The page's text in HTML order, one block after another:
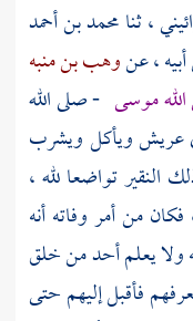
، ثنامحمد بن أحمد
، عنوهب بن منبه
موسى - صلى الله
عريش ويأكل ويشرب
النقير تواضعا لله ،
من أمر وفاته أنه
يعلم أحد من خلق
فأقبل إليهم حتى